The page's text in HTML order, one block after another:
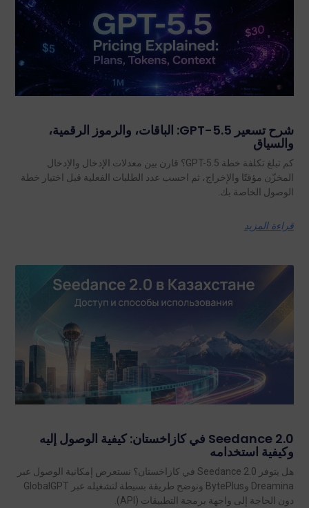
شرح تسعير GPT-5.5: الباقات، والرموز الرقمية،
والسياق
كم تبلغ تكلفة خطة GPT-5.5؟ قارن بين معدلات الإدخال والإدخال
المخزّن مؤقتًا والإخراج، ثم احسب عدد الطلبات الفعلية قبل اختيار خطة
الوصول الخاصة بك.
قراءة المزيد
Seedance 2.0 في كازاخستان: كيفية الوصول إليه
وكيفية استخدامه
هل يتوفر Seedance 2.0 في كازاخستان؟ نستعرض إمكانية الوصول عبر
Dreamina وBytePlus ونوضح طريقة بسيطة لتشغيله عبر GlobalGPT
دون الحاجة إلى واجهة برمجة التطبيقات (API).